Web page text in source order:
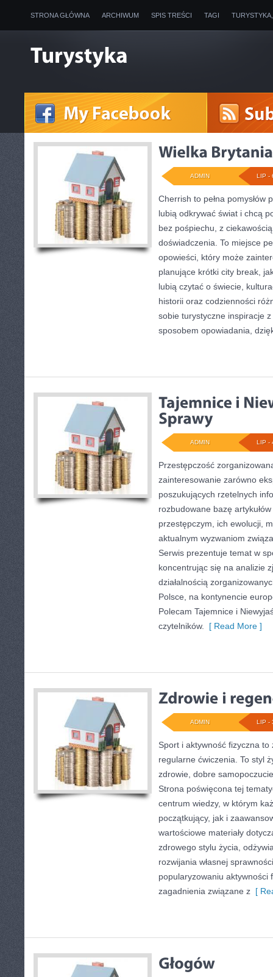
STRONA GŁÓWNA ARCHIWUM SPIS TREŚCI TAGI
LIP -
ADMIN
Cherrish to pełna pomysłów
lubią odkrywać świat i chcą
bez pośpiechu, z
doświadczenia. To miejsce
opowieści, który może
planujące krótki city break,
lubią czytać o świecie,
historii oraz codzienności
sobie turystyczne inspiracje
sposobem opowiadania,
LIP -
ADMIN
Przestępczość
zainteresowanie zarówno
poszukujących rzetelnych
rozbudowane bazę
przestępczym, ich ewolucji,
aktualnym wyzwaniom
Serwis prezentuje temat w
koncentrując się na analizie
działalnością
Polsce, na kontynencie
Polecam Tajemnice i
czytelników.
[ Read More ]
LIP -
ADMIN
Sport i aktywność fizyczna
regularne ćwiczenia. To styl
zdrowie, dobre
Strona poświęcona tej
centrum wiedzy, w którym
początkujący, jak i
wartościowe materiały
zdrowego stylu życia,
rozwijania własnej
popularyzowaniu aktywności
zagadnienia związane z [